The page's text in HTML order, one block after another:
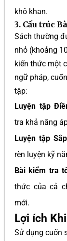
khô khan.
3. Cấu trúc
Sách thường
nhỏ (khoảng
kiến thức một
ngữ pháp,
tập:
Luyện tập
tra khả năng
Luyện tập
rèn luyện kỹ
Bài kiểm tra
thức của cả
mới.
Lợi ích
Sử dụng cuốn